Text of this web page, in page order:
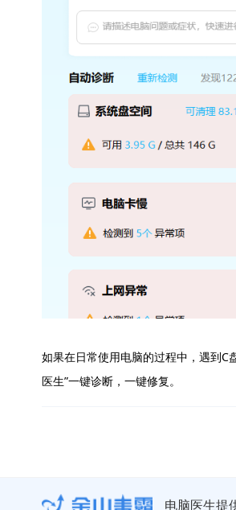
如果在日常使用电脑的过程中，遇到C
医生”一键诊断，一键修复。
电脑医生提